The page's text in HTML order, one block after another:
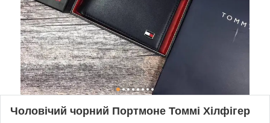
Чоловічий чорний Портмоне Томмі Хілфігер